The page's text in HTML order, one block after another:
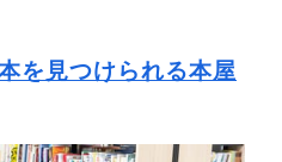
を見つけられる本屋